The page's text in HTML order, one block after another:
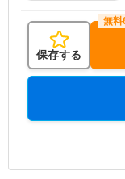
保存する